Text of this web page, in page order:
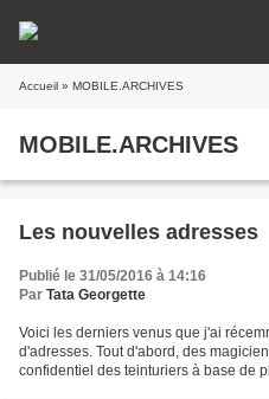
Accueil » MOBILE.ARCHIVES
MOBILE.ARCHIVES
Les nouvelles adresses
Publié le 31/05/2016 à 14:16
Par Tata Georgette
Voici les derniers venus que j'ai
d'adresses. Tout d'abord, des
confidentiel des teinturiers à base de